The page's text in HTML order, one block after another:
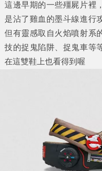
這邊早期的一些殭屍片裡
是沾了雞血的墨斗線進行
但有靈感取自火焰噴射系
技的捉鬼陷阱、捉鬼車等
在這雙鞋上也看得到喔